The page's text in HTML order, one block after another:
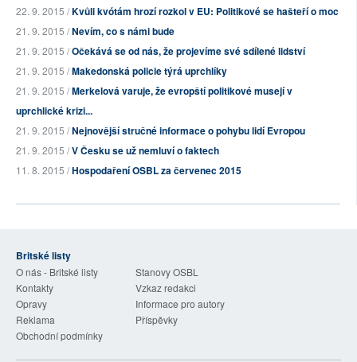
22. 9. 2015 /Kvůli kvótám hrozí rozkol v EU: Politikové se hašteří o moc
21. 9. 2015 /Nevím, co s námi bude
21. 9. 2015 /Očekává se od nás, že projevíme své sdílené lidství
21. 9. 2015 /Makedonská policie týrá uprchlíky
21. 9. 2015 /Merkelová varuje, že evropští politikové musejí v
uprchlické krizi...
21. 9. 2015 /Nejnovější stručné informace o pohybu lidí Evropou
21. 9. 2015 /V Česku se už nemluví o faktech
11. 8. 2015 /Hospodaření OSBL za červenec 2015
Britské listy
O nás - Britské listy
Stanovy OSBL
Kontakty
Vzkaz redakci
Opravy
Informace pro autory
Reklama
Příspěvky
Obchodní podmínky